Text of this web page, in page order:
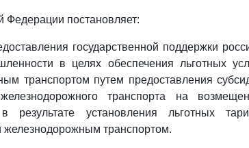
Федерации постановляет:
государственной поддержки
в целях обеспечения льготных
транспортом путем предоставления
транспорта на
результате установления льготных
транспортом.